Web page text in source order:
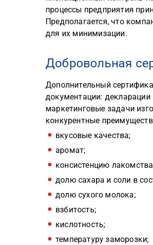
процессы предприятия
Предполагается, что
для их минимизации.
Добровольная
Дополнительный
документации:
маркетинговые задачи
конкурентные
вкусовые качества;
аромат;
консистенцию
долю сахара и соли в
долю сухого молока;
взбитость;
кислотность;
температуру заморозки;